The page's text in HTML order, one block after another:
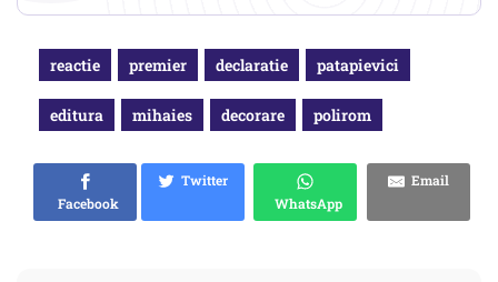
reactie premier declaratie patapievici
editura mihaies decorare polirom
Facebook
Twitter
WhatsApp
Email